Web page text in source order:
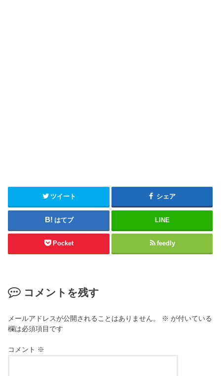
ツイート シェア
はてブ LINE
Pocket feedly
コメントを残す
メールアドレスが公開されることはありません。 ※ が付いている
欄は必須項目です
コメント ※